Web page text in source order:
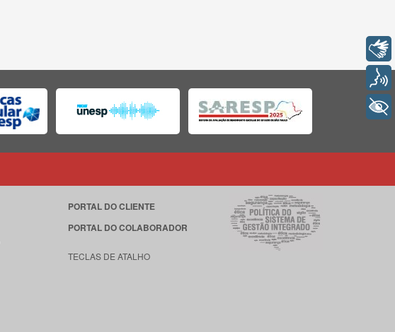
PORTAL DO CLIENTE
PORTAL DO COLABORADOR
TECLAS DE ATALHO
+ Acessibilidade